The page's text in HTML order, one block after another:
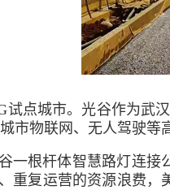
试点城市。光谷作为武
市物联网、无人驾驶等
一根杆体智慧路灯连
重复运营的资源浪费